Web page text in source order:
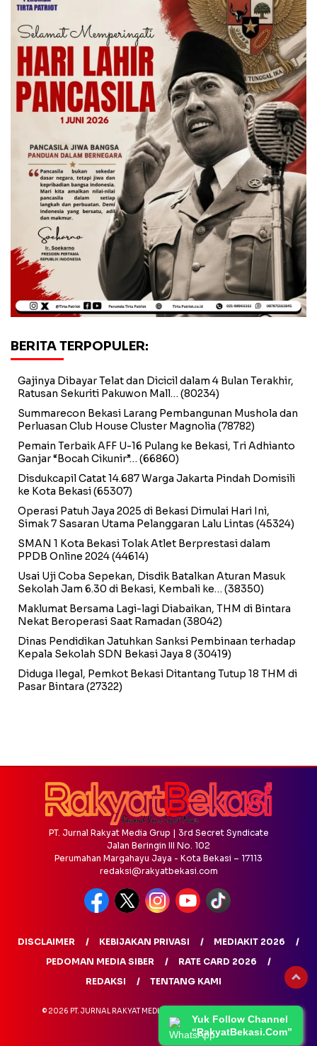
BERITA TERPOPULER:
Gajinya Dibayar Telat dan Dicicil dalam 4 Bulan Terakhir,
Ratusan Sekuriti Pakuwon Mall… (80234)
Summarecon Bekasi Larang Pembangunan Mushola dan
Perluasan Club House Cluster Magnolia (78782)
Pemain Terbaik AFF U-16 Pulang ke Bekasi, Tri Adhianto
Ganjar “Bocah Cikunir”… (66860)
Disdukcapil Catat 14.687 Warga Jakarta Pindah Domisili
ke Kota Bekasi(65307)
Operasi Patuh Jaya 2025 di Bekasi Dimulai Hari Ini,
Simak 7 Sasaran Utama Pelanggaran Lalu Lintas (45324)
SMAN 1 Kota Bekasi Tolak Atlet Berprestasi dalam
PPDB Online 2024(44614)
Usai Uji Coba Sepekan, Disdik Batalkan Aturan Masuk
Sekolah Jam 6.30 di Bekasi, Kembali ke… (38350)
Maklumat Bersama Lagi-lagi Diabaikan, THM di Bintara
Nekat Beroperasi Saat Ramadan (38042)
Dinas Pendidikan Jatuhkan Sanksi Pembinaan terhadap
Kepala Sekolah SDN Bekasi Jaya 8 (30419)
Diduga Ilegal, Pemkot Bekasi Ditantang Tutup 18 THM di
Pasar Bintara (27322)
Yuk Follow Channel
“RakyatBekasi.Com”
PT. Jurnal Rakyat Media Grup | 3rd Secret Syndicate
Jalan Beringin III No. 102
Perumahan Margahayu Jaya - Kota Bekasi – 17113
redaksi@rakyatbekasi.com
DISCLAIMER KEBIJAKAN PRIVASI
MEDIAKIT 2026
PEDOMAN MEDIA SIBER
RATE CARD 2026
REDAKSI
TENTANG KAMI
© 2026 PT. JURNAL RAKYAT MEDIA GRUP - ALL RIGHTS RESERVED